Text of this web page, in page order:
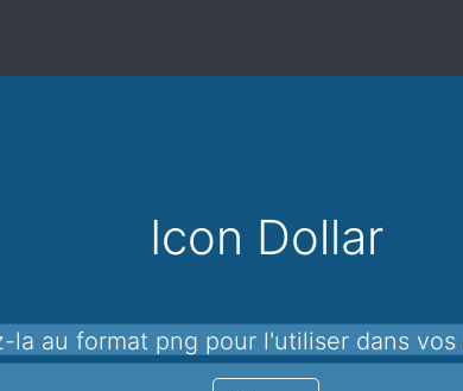
Icon Dollar
la au format png pour l'utiliser dans